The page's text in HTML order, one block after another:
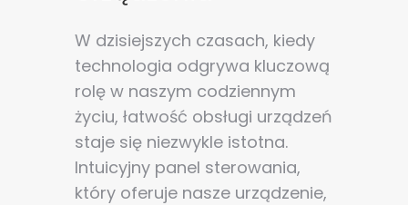
W dzisiejszych czasach, kiedy
technologia odgrywa kluczową
rolę w naszym codziennym
życiu, łatwość obsługi urządzeń
staje się niezwykle istotna.
Intuicyjny panel sterowania,
który oferuje nasze urządzenie,